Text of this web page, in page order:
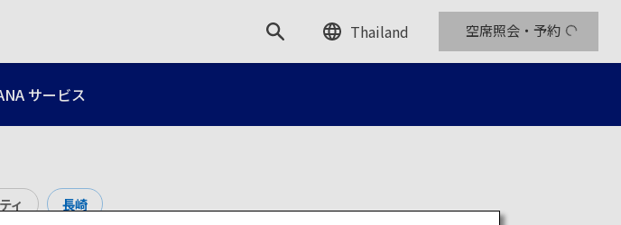
Thailand 空席照会・予約
サービス
ィ 長崎